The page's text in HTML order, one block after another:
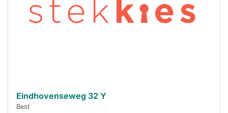
minuten
reageren.
Stekkies helpt
Eindhovenseweg 32 Y
Best